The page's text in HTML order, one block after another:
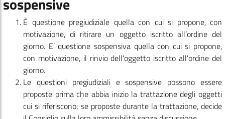
È questione pregiudiziale quella con cui si propone, con
motivazione, di ritirare un oggetto iscritto all’ordine del
giorno. E’ questione sospensiva quella con cui si propone,
con motivazione, il rinvio dell'oggetto iscritto all’ordine del
giorno.
Le questioni pregiudiziali e sospensive possono essere
proposte prima che abbia inizio la trattazione degli oggetti
cui si riferiscono; se proposte durante la trattazione, decide